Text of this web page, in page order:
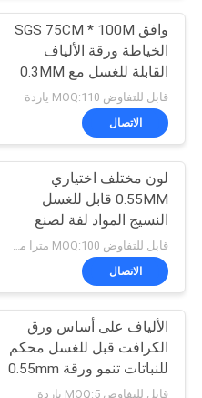
وافق SGS 75CM * 100M
الخياطة ورقة الألياف
القابلة للغسل مع 0.3MM
0.55mm 0.8MM
قابل للتفاوض MOQ:110 ياردة
الاتصال
لون مختلف اختياري
0.55MM قابل للغسل
النسيج المواد لفة لصنع
الحقائب
الاتصال
الألياف على أساس ورق
الكرافت قبل للغسل محكم
للنباتات تنمو ورقة 0.55mm
قابل للتفاوض MOQ:5 ياردة